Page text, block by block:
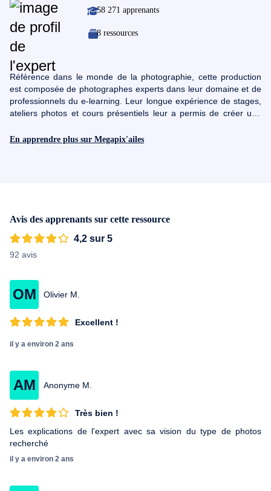
58 271 apprenants
8 ressources
Référence dans le monde de la photographie, cette production
est composée de photographes experts dans leur domaine et de
professionnels du e-learning. Leur longue expérience de stages,
ateliers photos et cours présentiels leur a permis de créer une
besoins des élèves. Aujourd'hui, leur savoir et leur expertise font
En apprendre plus sur Megapix'ailes
Avis des apprenants sur cette ressource
4,2 sur 5
92 avis
OM Olivier M.
Excellent !
il y a environ 2 ans
AM Anonyme M.
Très bien !
Les explications de l'expert avec sa vision du type de photos
recherché
il y a environ 2 ans